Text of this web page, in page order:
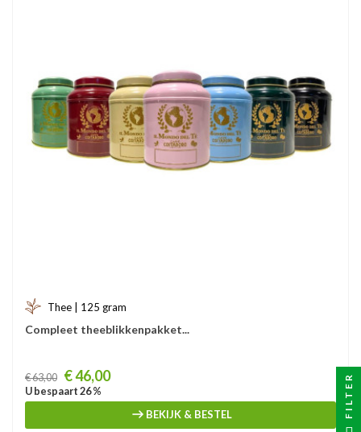
Thee | 125 gram
Compleet theeblikkenpakket...
Prijs
€ 63,00 € 46,00
U bespaart 26 %
BEKIJK & BESTEL
FILTER